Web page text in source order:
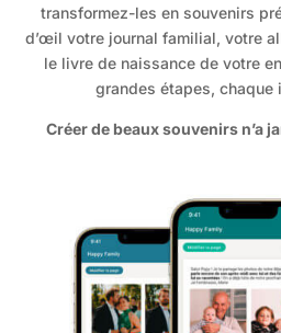
transformez-les en souvenirs
d’œil votre journal familial, votre
le livre de naissance de votre
grandes étapes, chaque
Créer de beaux souvenirs n’a